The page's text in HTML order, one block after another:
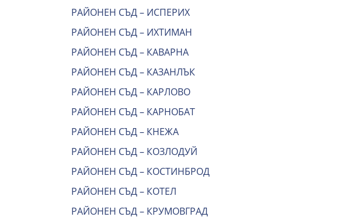
РАЙОНЕН СЪД – ИСПЕРИХ
РАЙОНЕН СЪД – ИХТИМАН
РАЙОНЕН СЪД – КАВАРНА
РАЙОНЕН СЪД – КАЗАНЛЪК
РАЙОНЕН СЪД – КАРЛОВО
РАЙОНЕН СЪД – КАРНОБАТ
РАЙОНЕН СЪД – КНЕЖА
РАЙОНЕН СЪД – КОЗЛОДУЙ
РАЙОНЕН СЪД – КОСТИНБРОД
РАЙОНЕН СЪД – КОТЕЛ
РАЙОНЕН СЪД – КРУМОВГРАД